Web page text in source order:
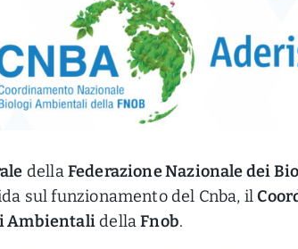
dellaFederazione Nazionale dei
sul funzionamento del Cnba, il
AmbientalidellaFnob.